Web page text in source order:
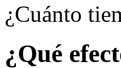
¿Cuánto
¿Qué